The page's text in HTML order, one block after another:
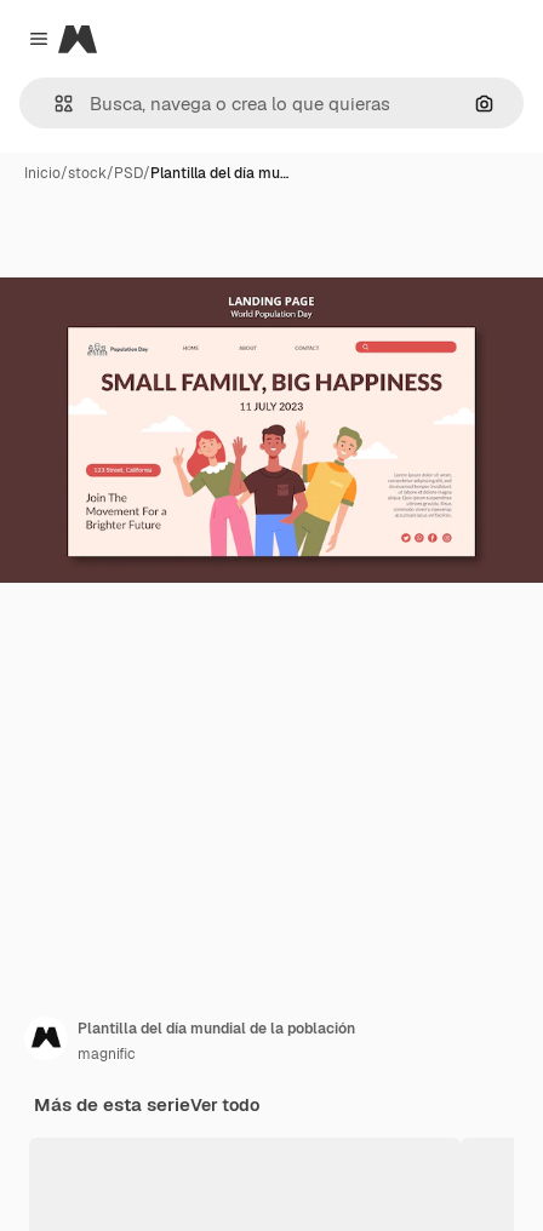
Close menu
Magnific
Inicio/stock/PSD/Plantilla del día mu…
Plantilla del día mundial de la población
magnific
Más de esta serieVer todo